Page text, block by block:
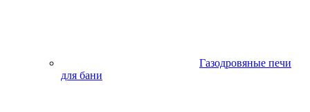
Газодровяные печи
для бани